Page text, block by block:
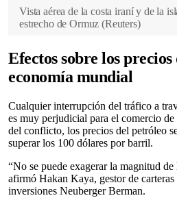
Vista aérea de la costa iraní y de la
estrecho de Ormuz (Reuters)
Efectos sobre los
economía mundial
Cualquier interrupción del tráfico a
es muy perjudicial para el comercio
del conflicto, los precios del petróleo
superar los 100 dólares por barril.
“No se puede exagerar la magnitud de
afirmó Hakan Kaya, gestor de carteras
inversiones Neuberger Berman.